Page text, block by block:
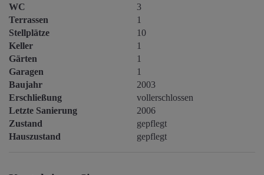
WC
3
Terrassen
1
Stellplätze
10
Keller
1
Gärten
1
Garagen
1
Baujahr
2003
Erschließung
vollerschlossen
Letzte Sanierung
2006
Zustand
gepflegt
Hauszustand
gepflegt